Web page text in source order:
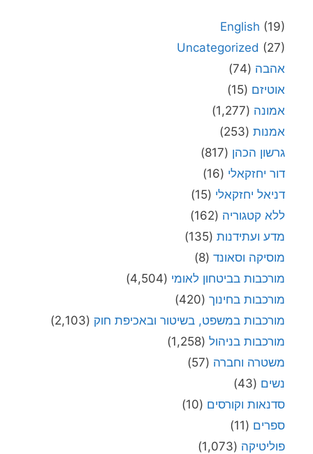
English (19)
Uncategorized (27)
אהבה (74)
אוטיזם (15)
אמונה (1,277)
אמנות (253)
גרשון הכהן (817)
דור יחזקאלי (16)
דניאל יחזקאלי (15)
ללא קטגוריה (162)
מדע ועתידנות (135)
מוסיקה וסאונד (8)
מורכבות בביטחון לאומי (4,504)
מורכבות בחינוך (420)
מורכבות במשפט, בשיטור ובאכיפת חוק (2,103)
מורכבות בניהול (1,258)
משטרה וחברה (57)
נשים (43)
סדנאות וקורסים (10)
ספרים (11)
פוליטיקה (1,073)